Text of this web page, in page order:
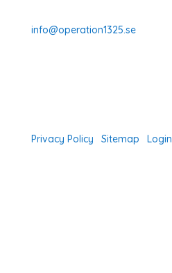
info@operation1325.se
Privacy Policy Sitemap Login